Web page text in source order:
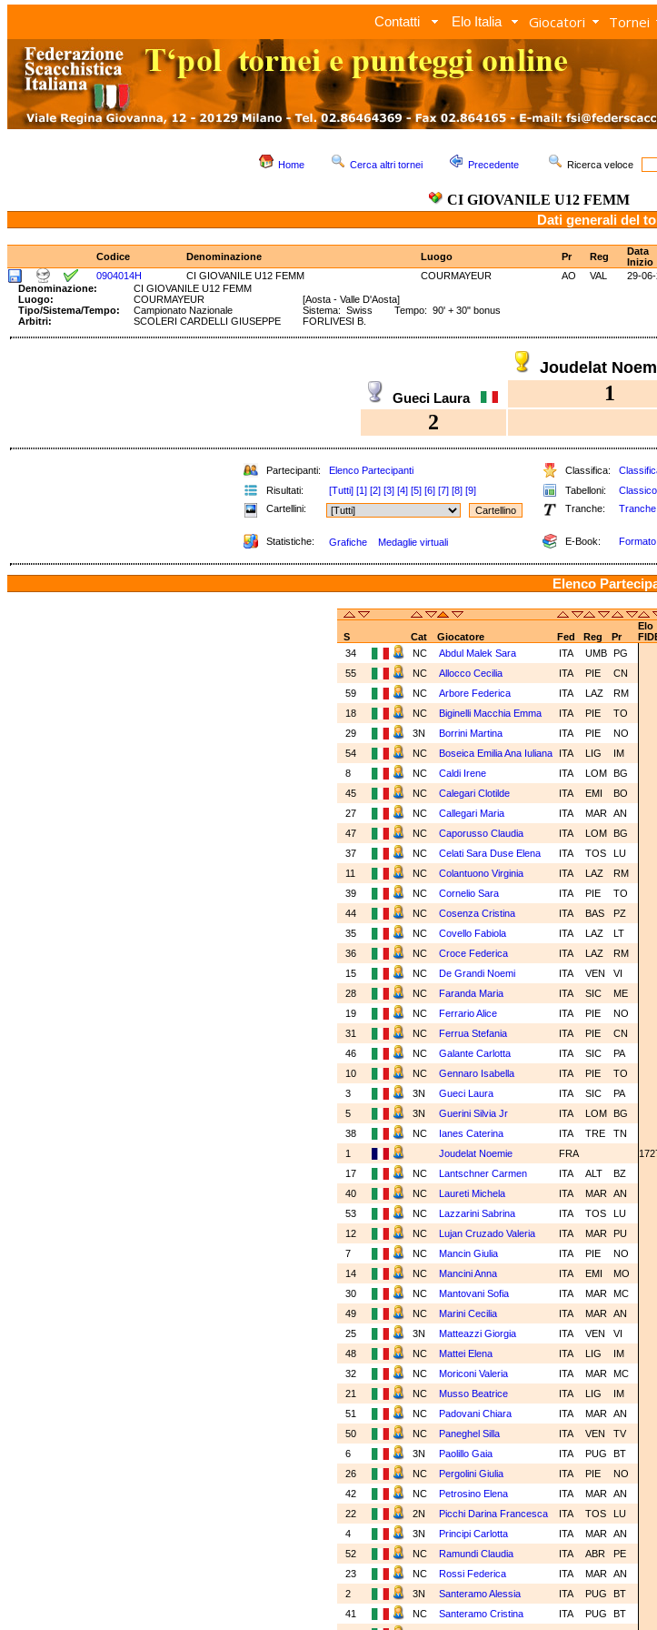
Contatti Elo Italia Giocatori Tornei
Home Cerca altri tornei Precedente Ricerca veloce
CI GIOVANILE U12 FEMM
Dati generali del
Codice Denominazione Luogo Pr Reg
Data
Inizio
0904014H
CI GIOVANILE U12 FEMM COURMAYEUR AO VAL 29-
Denominazione:
CI GIOVANILE U12 FEMM
Luogo:
COURMAYEUR
[Aosta - Valle D'Aosta]
Tipo/Sistema/Tempo:
Campionato Nazionale
Sistema: Swiss Tempo: 90' + 30" bonus
Arbitri:
SCOLERI CARDELLI GIUSEPPE FORLIVESI B.
Joudelat
Gueci Laura 1
2
Partecipanti: Elenco Partecipanti Classifica:
Risultati:
[Tutti] [1] [2] [3] [4] [5] [6] [7] [8] [9] Tabelloni: Classico
Cartellini:
Tranche:
Statistiche: Grafiche Medaglie virtuali E-Book:
Elenco
Elo
S
Cat Giocatore Fed Reg Pr
34
NC Abdul Malek Sara ITA UMB PG
55
NC Allocco Cecilia ITA PIE CN
59
NC Arbore Federica ITA LAZ RM
18
NC Biginelli Macchia Emma ITA PIE TO
29
3N Borrini Martina ITA PIE NO
54
NC Boseica Emilia Ana Iuliana ITA LIG IM
8
NC Caldi Irene ITA LOM BG
45
NC Calegari Clotilde ITA EMI BO
27
NC Callegari Maria ITA MAR AN
47
NC Caporusso Claudia ITA LOM BG
37
NC Celati Sara Duse Elena ITA TOS LU
11
NC Colantuono Virginia ITA LAZ RM
39
NC Cornelio Sara ITA PIE TO
44
NC Cosenza Cristina ITA BAS PZ
35
NC Covello Fabiola ITA LAZ LT
36
NC Croce Federica ITA LAZ RM
15
NC De Grandi Noemi ITA VEN VI
28
NC Faranda Maria ITA SIC ME
19
NC Ferrario Alice ITA PIE NO
31
NC Ferrua Stefania ITA PIE CN
46
NC Galante Carlotta ITA SIC PA
10
NC Gennaro Isabella ITA PIE TO
3
3N Gueci Laura ITA SIC PA
5
3N Guerini Silvia Jr ITA LOM BG
38
NC Ianes Caterina ITA TRE TN
1
Joudelat Noemie FRA
17
NC Lantschner Carmen ITA ALT BZ
40
NC Laureti Michela ITA MAR AN
53
NC Lazzarini Sabrina ITA TOS LU
12
NC Lujan Cruzado Valeria ITA MAR PU
7
NC Mancin Giulia ITA PIE NO
14
NC Mancini Anna ITA EMI MO
30
NC Mantovani Sofia ITA MAR MC
49
NC Marini Cecilia ITA MAR AN
25
3N Matteazzi Giorgia ITA VEN VI
48
NC Mattei Elena ITA LIG IM
32
NC Moriconi Valeria ITA MAR MC
21
NC Musso Beatrice ITA LIG IM
51
NC Padovani Chiara ITA MAR AN
50
NC Paneghel Silla ITA VEN TV
6
3N Paolillo Gaia ITA PUG BT
26
NC Pergolini Giulia ITA PIE NO
42
NC Petrosino Elena ITA MAR AN
22
2N Picchi Darina Francesca ITA TOS LU
4
3N Principi Carlotta ITA MAR AN
52
NC Ramundi Claudia ITA ABR PE
23
NC Rossi Federica ITA MAR AN
2
3N Santeramo Alessia ITA PUG BT
41
NC Santeramo Cristina ITA PUG BT